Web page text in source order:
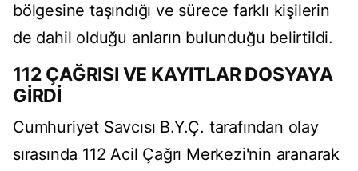
bölgesine taşındığı ve sürece farklı kişilerin
de dahil olduğu anların bulunduğu belirtildi.
112 ÇAĞRISI VE KAYITLAR DOSYAYA
GİRDİ
Cumhuriyet Savcısı B.Y.Ç. tarafından olay
sırasında 112 Acil Çağrı Merkezi'nin aranarak